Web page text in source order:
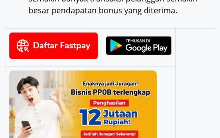
besar pendapatan bonus yang diterima.